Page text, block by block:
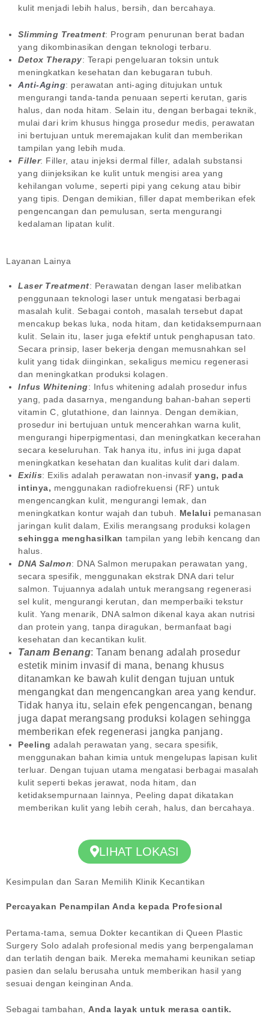
kulit menjadi lebih halus, bersih, dan bercahaya.
Slimming Treatment: Program penurunan berat badan
yang dikombinasikan dengan teknologi terbaru.
Detox Therapy: Terapi pengeluaran toksin untuk
meningkatkan kesehatan dan kebugaran tubuh.
Anti-Aging: perawatan anti-aging ditujukan untuk
mengurangi tanda-tanda penuaan seperti kerutan, garis
halus, dan noda hitam. Selain itu, dengan berbagai teknik,
mulai dari krim khusus hingga prosedur medis, perawatan
ini bertujuan untuk meremajakan kulit dan memberikan
tampilan yang lebih muda.
Filler: Filler, atau injeksi dermal filler, adalah substansi
yang diinjeksikan ke kulit untuk mengisi area yang
kehilangan volume, seperti pipi yang cekung atau bibir
yang tipis. Dengan demikian, filler dapat memberikan efek
pengencangan dan pemulusan, serta mengurangi
kedalaman lipatan kulit.
Layanan Lainya
Laser Treatment: Perawatan dengan laser melibatkan
penggunaan teknologi laser untuk mengatasi berbagai
masalah kulit. Sebagai contoh, masalah tersebut dapat
mencakup bekas luka, noda hitam, dan ketidaksempurnaan
kulit. Selain itu, laser juga efektif untuk penghapusan tato.
Secara prinsip, laser bekerja dengan memusnahkan sel
kulit yang tidak diinginkan, sekaligus memicu regenerasi
dan meningkatkan produksi kolagen.
Infus Whitening: Infus whitening adalah prosedur infus
yang, pada dasarnya, mengandung bahan-bahan seperti
vitamin C, glutathione, dan lainnya. Dengan demikian,
prosedur ini bertujuan untuk mencerahkan warna kulit,
mengurangi hiperpigmentasi, dan meningkatkan kecerahan
secara keseluruhan. Tak hanya itu, infus ini juga dapat
meningkatkan kesehatan dan kualitas kulit dari dalam.
Exilis: Exilis adalah perawatan non-invasif yang, pada
intinya, menggunakan radiofrekuensi (RF) untuk
mengencangkan kulit, mengurangi lemak, dan
meningkatkan kontur wajah dan tubuh. Melalui pemanasan
jaringan kulit dalam, Exilis merangsang produksi kolagen
sehingga menghasilkan tampilan yang lebih kencang dan
halus.
DNA Salmon: DNA Salmon merupakan perawatan yang,
secara spesifik, menggunakan ekstrak DNA dari telur
salmon. Tujuannya adalah untuk merangsang regenerasi
sel kulit, mengurangi kerutan, dan memperbaiki tekstur
kulit. Yang menarik, DNA salmon dikenal kaya akan nutrisi
dan protein yang, tanpa diragukan, bermanfaat bagi
kesehatan dan kecantikan kulit.
Tanam Benang: Tanam benang adalah prosedur
estetik minim invasif di mana, benang khusus
ditanamkan ke bawah kulit dengan tujuan untuk
mengangkat dan mengencangkan area yang kendur.
Tidak hanya itu, selain efek pengencangan, benang
juga dapat merangsang produksi kolagen sehingga
memberikan efek regenerasi jangka panjang.
Peeling adalah perawatan yang, secara spesifik,
menggunakan bahan kimia untuk mengelupas lapisan kulit
terluar. Dengan tujuan utama mengatasi berbagai masalah
kulit seperti bekas jerawat, noda hitam, dan
ketidaksempurnaan lainnya, Peeling dapat dikatakan
memberikan kulit yang lebih cerah, halus, dan bercahaya.
LIHAT LOKASI
Kesimpulan dan Saran Memilih Klinik Kecantikan
Percayakan Penampilan Anda kepada Profesional
Pertama-tama, semua Dokter kecantikan di Queen Plastic
Surgery Solo adalah profesional medis yang berpengalaman
dan terlatih dengan baik. Mereka memahami keunikan setiap
pasien dan selalu berusaha untuk memberikan hasil yang
sesuai dengan keinginan Anda.
Sebagai tambahan, Anda layak untuk merasa cantik.